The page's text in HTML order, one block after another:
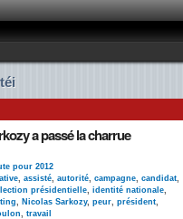
a passé la charrue
pour 2012
, assisté, autorité, campagne, candidat,
présidentielle, identité nationale,
, Nicolas Sarkozy, peur, président,
, travail